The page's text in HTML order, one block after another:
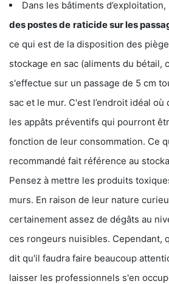
Dans les bâtiments
des postes de raticide sur les
ce qui est de la disposition des
stockage en sac (aliments du bétail,
s'effectue sur un passage de 5 cm
sac et le mur. C'est l’endroit idéal
les appâts préventifs qui pourront
fonction de leur consommation. Ce
recommandé fait référence au
Pensez à mettre les produits
murs. En raison de leur nature
certainement assez de dégâts au
ces rongeurs nuisibles. Cependant,
dit qu'il faudra faire beaucoup
laisser les professionnels s'en